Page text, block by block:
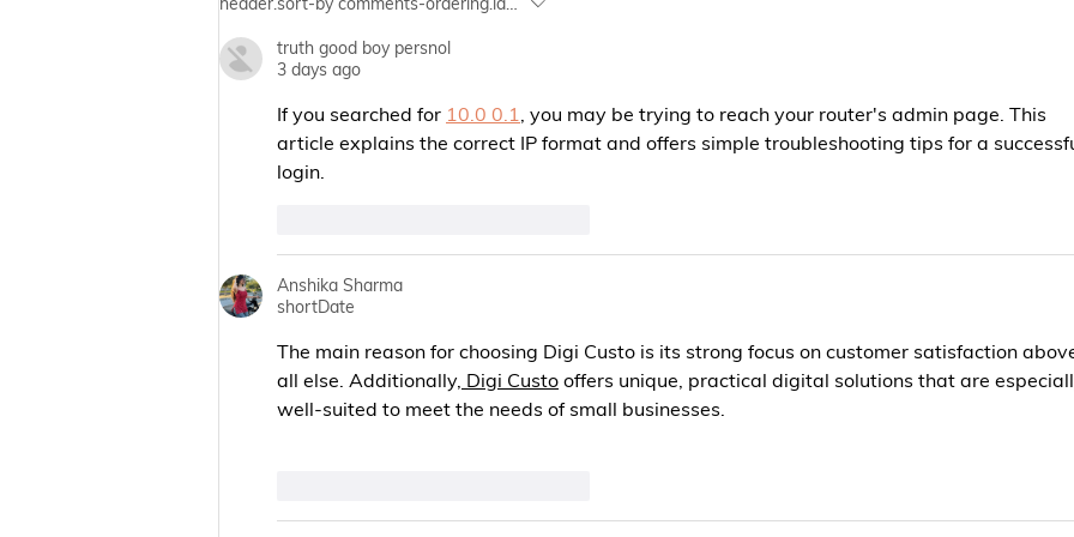
A Common Men's Cancer
That Often Goes Undetected
truth good boy persnol
3 days ago
If you searched for 10.0 0.1, you may be trying to reach your router's admin page. This
article explains the correct IP format and offers simple troubleshooting tips for a
login.
Anshika Sharma
shortDate
The main reason for choosing Digi Custo is its strong focus on customer satisfaction
all else. Additionally, Digi Custo offers unique, practical digital solutions that are
well-suited to meet the needs of small businesses.